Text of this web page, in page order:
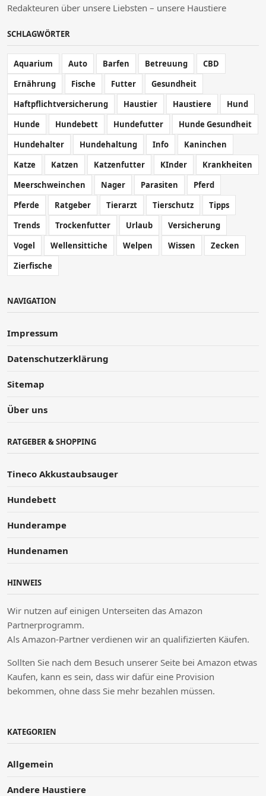
Redakteuren über unsere Liebsten – unsere Haustiere
SCHLAGWÖRTER
Aquarium Auto Barfen Betreuung
CBD
Ernährung
Fische Futter
Gesundheit
Haftpflichtversicherung
Haustier Haustiere
Hund
Hunde
Hundebett Hundefutter
Hunde Gesundheit
Hundehalter
Hundehaltung Info
Kaninchen
Katze
Katzen Katzenfutter KInder
Krankheiten
Meerschweinchen
Nager Parasiten
Pferd
Pferde
Ratgeber Tierarzt Tierschutz
Tipps
Trends
Trockenfutter Urlaub
Versicherung
Vogel
Wellensittiche Welpen Wissen
Zecken
Zierfische
NAVIGATION
Impressum
Datenschutzerklärung
Sitemap
Über uns
RATGEBER & SHOPPING
Tineco Akkustaubsauger
Hundebett
Hunderampe
Hundenamen
HINWEIS
Wir nutzen auf einigen Unterseiten das Amazon
Partnerprogramm.
Als Amazon-Partner verdienen wir an qualifizierten Käufen.
Sollten Sie nach dem Besuch unserer Seite bei Amazon etwas
Kaufen, kann es sein, dass wir dafür eine Provision
bekommen, ohne dass Sie mehr bezahlen müssen.
KATEGORIEN
Allgemein
Andere Haustiere